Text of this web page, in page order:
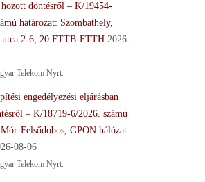
hozott döntésről – K/19454-
határozat: Szombathely,
utca 2-6, 20 FTTB-FTTH 2026-
Telekom Nyrt.
engedélyezési eljárásban
– K/18719-6/2026. számú
Felsődobos, GPON hálózat
08-06
Telekom Nyrt.